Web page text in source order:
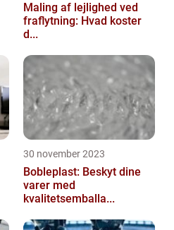
Maling af lejlighed ved
fraflytning: Hvad koster
d...
30 november 2023
Bobleplast: Beskyt dine
varer med
kvalitetsemballa...